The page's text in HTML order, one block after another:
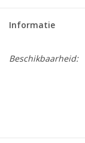
Informatie
Beschikbaarheid: